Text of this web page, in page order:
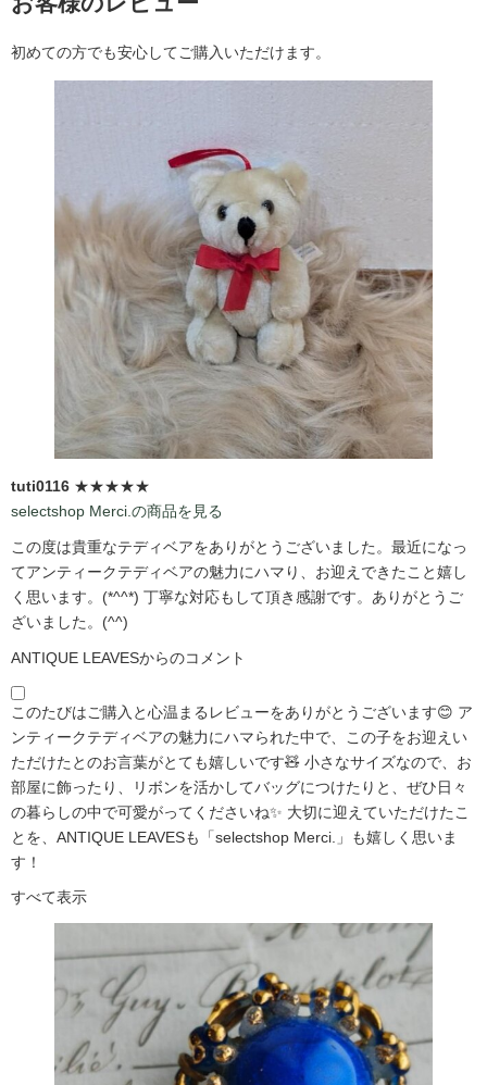
初めての方でも安心してご購入いただけます。
tuti0116 ★★★★★
selectshop Merci.の商品を見る
この度は貴重なテディベアをありがとうございました。最近になっ
てアンティークテディベアの魅力にハマり、お迎えできたこと嬉し
く思います。(*^^*) 丁寧な対応もして頂き感謝です。ありがとうご
ざいました。(^^)
ANTIQUE LEAVESからのコメント
このたびはご購入と心温まるレビューをありがとうございます😊 ア
ンティークテディベアの魅力にハマられた中で、この子をお迎えい
ただけたとのお言葉がとても嬉しいです🧸 小さなサイズなので、お
部屋に飾ったり、リボンを活かしてバッグにつけたりと、ぜひ日々
の暮らしの中で可愛がってくださいね✨ 大切に迎えていただけたこ
とを、ANTIQUE LEAVESも「selectshop Merci.」も嬉しく思いま
す！
すべて表示